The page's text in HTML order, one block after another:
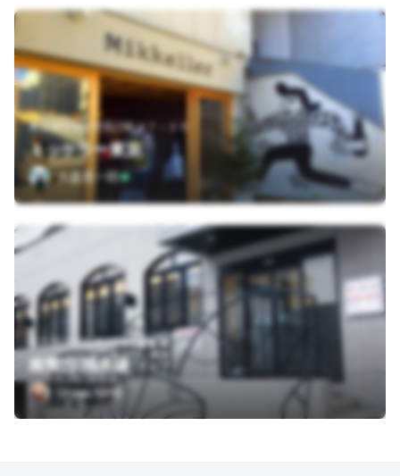
東京都渋谷区宇田川町３７－１０
ミッケラー東京
大森英一郎
東京都渋谷区代々木神園町１
南青山 清水湯
Uraya Miho